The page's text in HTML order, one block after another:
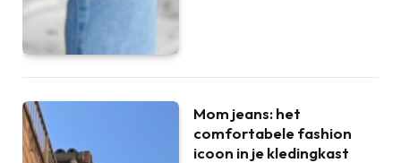
Mom jeans: het
comfortabele fashion
icoon in je kledingkast